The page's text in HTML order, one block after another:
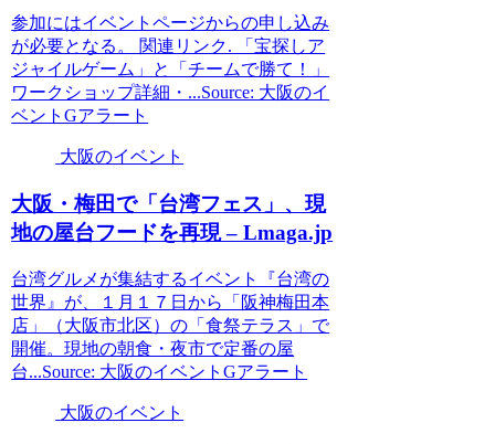
参加にはイベントページからの申し込み
が必要となる。 関連リンク. 「宝探しア
ジャイルゲーム」と「チームで勝て！」
ワークショップ詳細・...Source: 大阪のイ
ベントGアラート
大阪のイベント
大阪 ・梅田で「台湾フェス」、現
地の屋台フードを再現 – Lmaga.jp
台湾グルメが集結するイベント『台湾の
世界』が、１月１７日から「阪神梅田本
店」（大阪市北区）の「食祭テラス」で
開催。現地の朝食・夜市で定番の屋
台...Source: 大阪のイベントGアラート
大阪のイベント